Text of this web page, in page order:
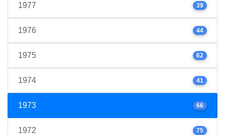
1977 39
1976 44
1975 62
1974 41
1973 66
1972 75